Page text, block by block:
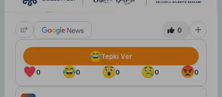
0
0 0 0 0 0
Tepki Ver